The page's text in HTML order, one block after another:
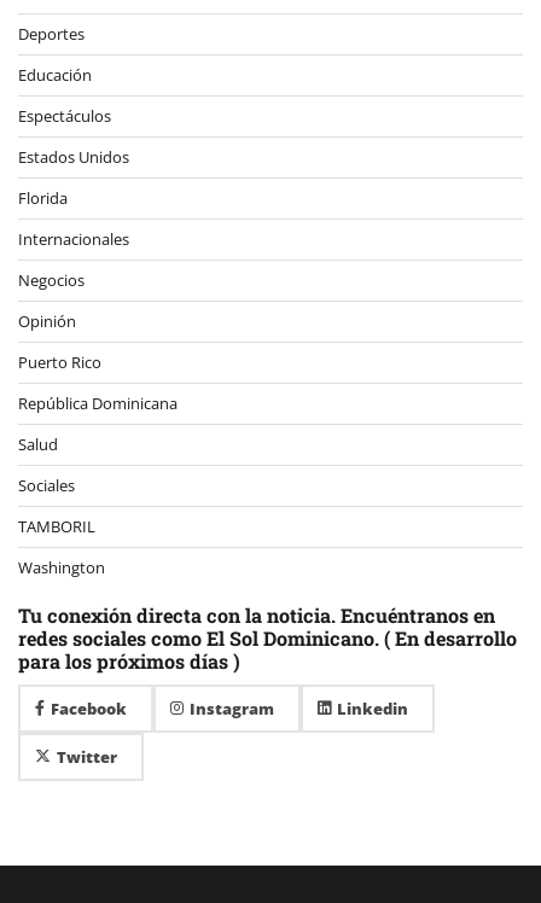
Deportes
Educación
Espectáculos
Estados Unidos
Florida
Internacionales
Negocios
Opinión
Puerto Rico
República Dominicana
Salud
Sociales
TAMBORIL
Washington
Tu conexión directa con la noticia. Encuéntranos en
redes sociales como El Sol Dominicano. ( En desarrollo
para los próximos días )
Facebook Instagram Linkedin
Twitter